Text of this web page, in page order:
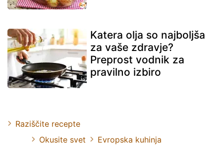
Katera olja so najboljša
za vaše zdravje?
Preprost vodnik za
pravilno izbiro
Raziščite recepte
Okusite svet
Evropska kuhinja